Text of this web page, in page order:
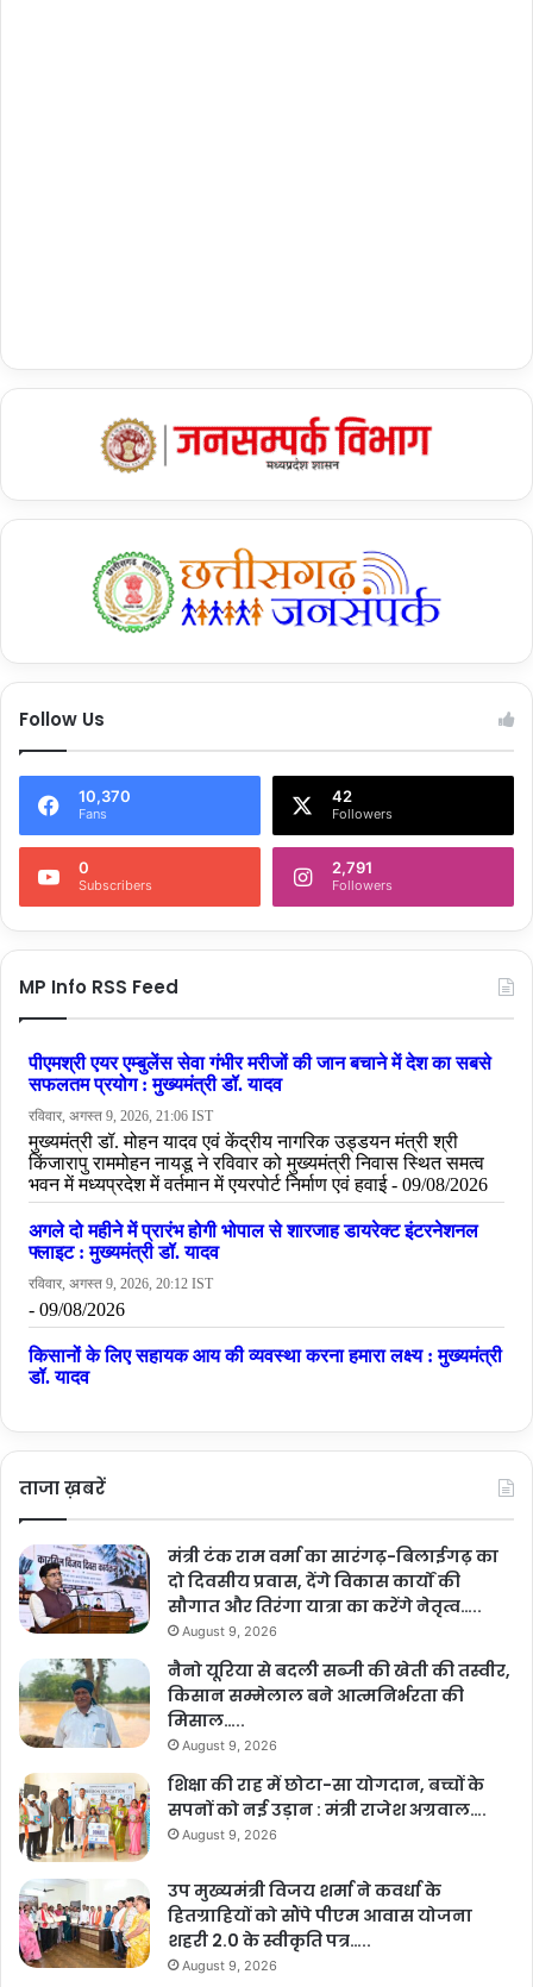
Follow Us
10,370
Fans
42
Followers
0
Subscribers
2,791
Followers
MP Info RSS Feed
ताजा ख़बरें
मंत्री टंक राम वर्मा का सारंगढ़-बिलाईगढ़ का
दो दिवसीय प्रवास, देंगे विकास कार्यों की
सौगात और तिरंगा यात्रा का करेंगे नेतृत्व…..
August 9, 2026
नैनो यूरिया से बदली सब्जी की खेती की तस्वीर,
किसान सम्मेलाल बने आत्मनिर्भरता की
मिसाल…..
August 9, 2026
शिक्षा की राह में छोटा-सा योगदान, बच्चों के
सपनों को नई उड़ान : मंत्री राजेश अग्रवाल….
August 9, 2026
उप मुख्यमंत्री विजय शर्मा ने कवर्धा के
हितग्राहियों को सौंपे पीएम आवास योजना
शहरी 2.0 के स्वीकृति पत्र…..
August 9, 2026